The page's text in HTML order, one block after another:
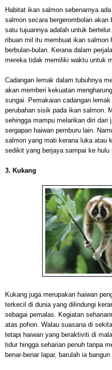
Habitat ikan salmon sebenarnya
salmon secara bergerombolan
satu tujuannya adalah untuk
ribuan mil itu membuat ikan salmon
berbulan-bulan. Kerana dalam
mereka tidak memiliki waktu untuk
Cadangan lemak dalam tubuhnya
akan memberi kekuatan
sungai. Pemakaian cadangan
perubahan sisik pada ikan salmon.
sehingga mampu melarikan diri dari
sergapan haiwan pemburu lain.
salmon yang mati kerana luka atau
sedikit yang berjaya sampai ke hulu
3. Kukang
Kukang juga merupakan haiwan
terkecil di dunia yang dilindungi
sebagai pemalas. Kegiatan
atas pohon. Walau suasana di
tetapi haiwan yang beraktiviti di
tidur hingga seharian penuh tanpa
benar-benar lapar, barulah ia